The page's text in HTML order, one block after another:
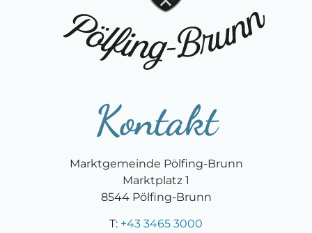
Kontakt
Marktgemeinde Pölfing-Brunn
Marktplatz 1
8544 Pölfing-Brunn
T: +43 3465 3000